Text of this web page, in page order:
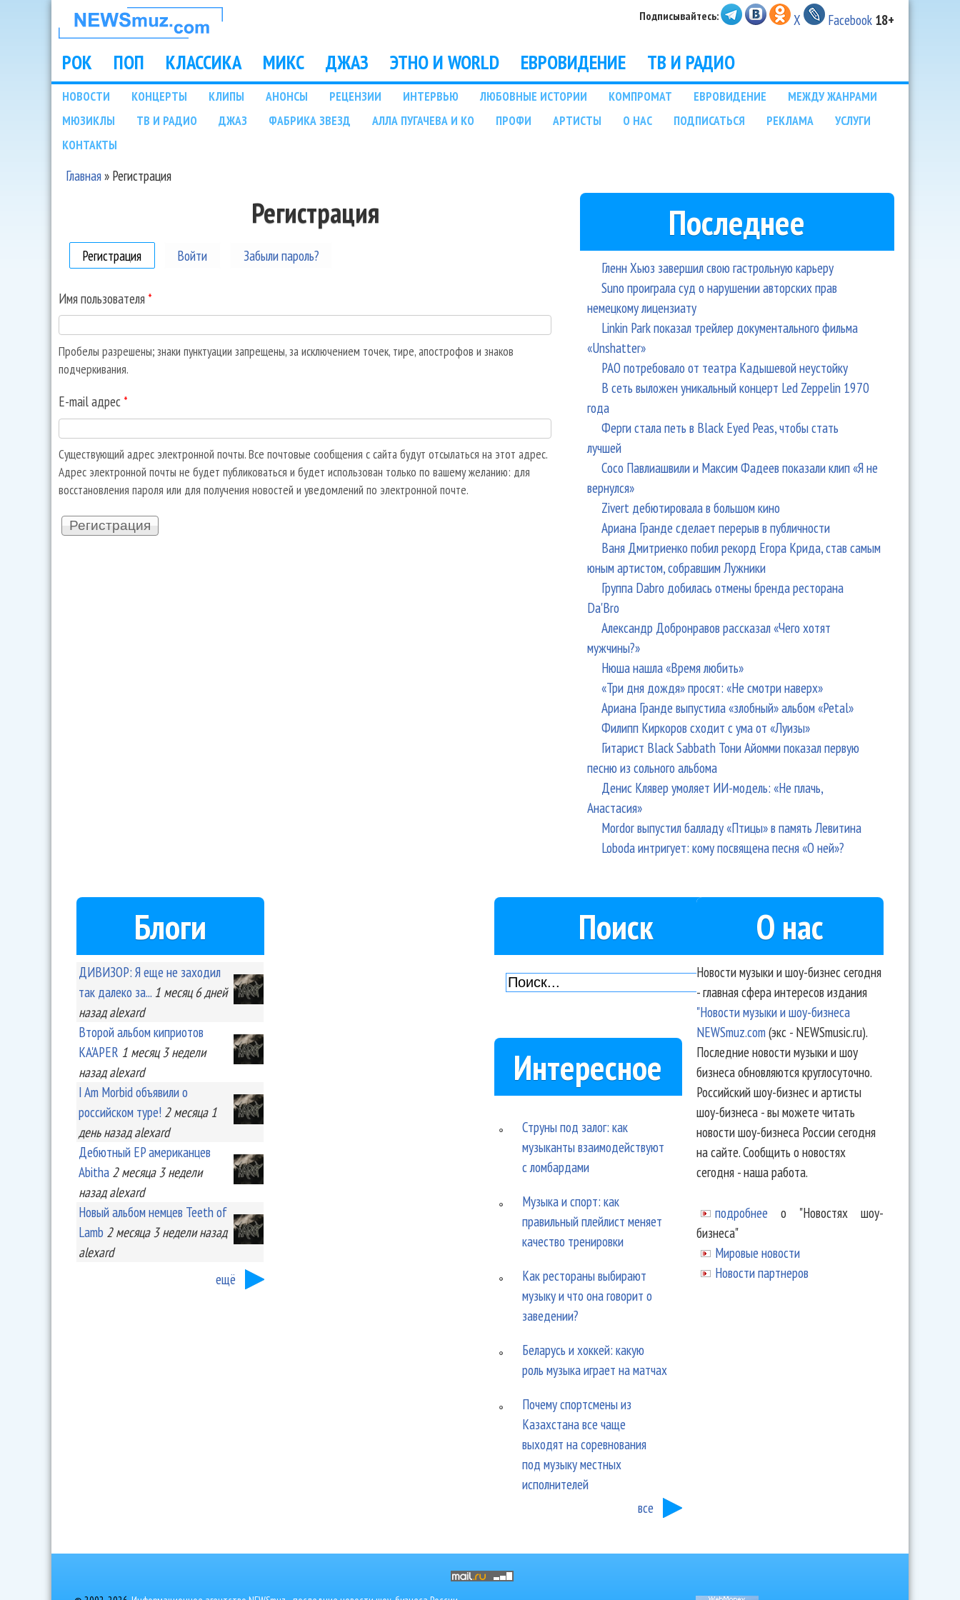
НОВОСТИ
МУЗЫКИ И
ШОУ БИЗНЕСА
NEWSMUZ.COM
Подписывайтесь: X Facebook 18+
Main menu
РОК ПОП КЛАССИКА МИКС ДЖАЗ ЭТНО И WORLD ЕВРОВИДЕНИЕ ТВ И РАДИО
Подразделы
НОВОСТИ КОНЦЕРТЫ КЛИПЫ АНОНСЫ РЕЦЕНЗИИ ИНТЕРВЬЮ ЛЮБОВНЫЕ ИСТОРИИ КОМПРОМАТ ЕВРОВИДЕНИЕ
МЕЖДУ ЖАНРАМИ
МЮЗИКЛЫ
ТВ И РАДИО ДЖАЗ ФАБРИКА ЗВЕЗД АЛЛА ПУГАЧЕВА И КО ПРОФИ АРТИСТЫ О НАС ПОДПИСАТЬСЯ РЕКЛАМА
УСЛУГИ
КОНТАКТЫ
Главная» Регистрация
Регистрация
Регистрация (активная вкладка)
Войти Забыли пароль?
Имя пользователя *
Пробелы разрешены; знаки пунктуации запрещены, за исключением точек, тире, апострофов и знаков
подчеркивания.
E-mail адрес *
Существующий адрес электронной почты. Все почтовые сообщения с сайта будут отсылаться на этот адрес.
Адрес электронной почты не будет публиковаться и будет использован только по вашему желанию: для
восстановления пароля или для получения новостей и уведомлений по электронной почте.
Последнее
Гленн Хьюз завершил свою гастрольную карьеру
Suno проиграла суд о нарушении авторских прав
немецкому лицензиату
Linkin Park показал трейлер документального фильма
«Unshatter»
РАО потребовало от театра Кадышевой неустойку
В сеть выложен уникальный концерт Led Zeppelin 1970
года
Ферги стала петь в Black Eyed Peas, чтобы стать
лучшей
Сосо Павлиашвили и Максим Фадеев показали клип «Я не
вернулся»
Zivert дебютировала в большом кино
Ариана Гранде сделает перерыв в публичности
Ваня Дмитриенко побил рекорд Егора Крида, став самым
юным артистом, собравшим Лужники
Группа Dabro добилась отмены бренда ресторана
Da'Bro
Александр Добронравов рассказал «Чего хотят
мужчины?»
Нюша нашла «Время любить»
«Три дня дождя» просят: «Не смотри наверх»
Ариана Гранде выпустила «злобный» альбом «Petal»
Филипп Киркоров сходит с ума от «Луизы»
Гитарист Black Sabbath Тони Айомми показал первую
песню из сольного альбома
Денис Клявер умоляет ИИ-модель: «Не плачь,
Анастасия»
Mordor выпустил балладу «Птицы» в память Левитина
Loboda интригует: кому посвящена песня «О ней»?
Блоги
ДИВИЗОР: Я еще не заходил
так далеко за... 1 месяц 6 дней
назад alexard
Второй альбом киприотов
KA'APER 1 месяц 3 недели
назад alexard
I Am Morbid объявили о
российском туре! 2 месяца 1
деньназад alexard
Дебютный EP американцев
Abitha 2 месяца 3 недели
назад alexard
Новый альбом немцев Teeth of
Lamb 2 месяца 3 неделиназад
alexard
ещё
Поиск
Интересное
Струны под залог: как
музыканты взаимодействуют
с ломбардами
Музыка и спорт: как
правильный плейлист меняет
качество тренировки
Как рестораны выбирают
музыку и что она говорит о
заведении?
Беларусь и хоккей: какую
роль музыка играет на матчах
Почему спортсмены из
Казахстана все чаще
выходят на соревнования
под музыку местных
исполнителей
все
О нас
Новости музыки и шоу-бизнес сегодня
- главная сфера интересов издания
"Новости музыки и шоу-бизнеса
NEWSmuz.com(экс - NEWSmusic.ru).
Последние новости музыки и шоу
бизнеса обновляются круглосуточно.
Российский шоу-бизнес и артисты
шоу-бизнеса - вы можете читать
новости шоу-бизнеса России сегодня
на сайте. Сообщить о новостях
сегодня - наша работа.
подробнее о "Новостях шоу-
бизнеса"
Мировые новости
Новости партнеров